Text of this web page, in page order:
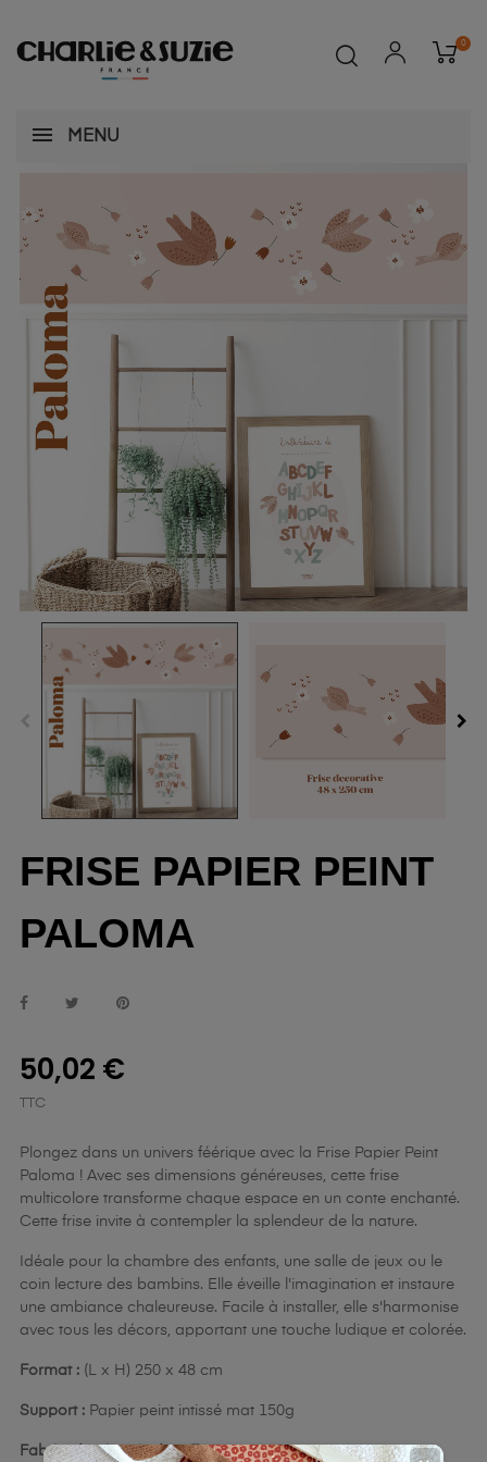
0
MENU
FRISE PAPIER PEINT
PALOMA
50,02 €
TTC
Plongez dans un univers féérique avec la Frise Papier Peint
Paloma ! Avec ses dimensions généreuses, cette frise
multicolore transforme chaque espace en un conte enchanté.
Cette frise invite à contempler la splendeur de la nature.
Idéale pour la chambre des enfants, une salle de jeux ou le
coin lecture des bambins. Elle éveille l'imagination et instaure
une ambiance chaleureuse. Facile à installer, elle s'harmonise
avec tous les décors, apportant une touche ludique et colorée.
Format : (L x H) 250 x 48 cm
Support : Papier peint intissé mat 150g
Fabriqué et imprimé en France